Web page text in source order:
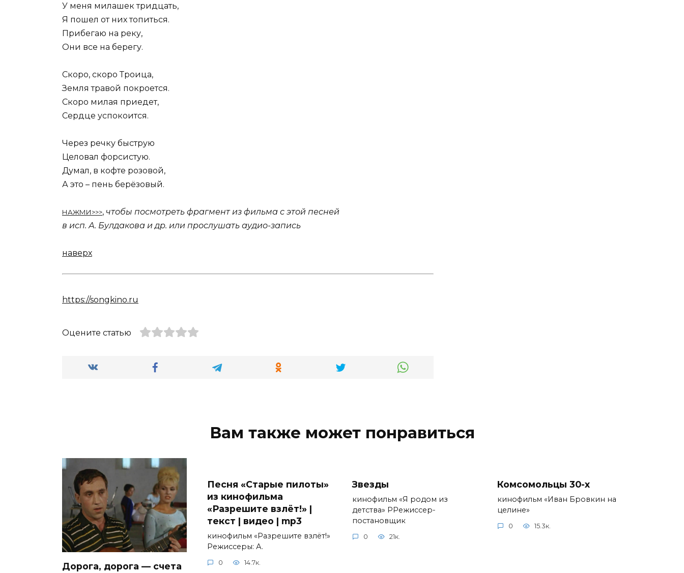
У меня милашек тридцать,
Я пошел от них топиться.
Прибегаю на реку,
Они все на берегу.
Скоро, скоро Троица,
Земля травой покроется.
Скоро милая приедет,
Сердце успокоится.
Через речку быструю
Целовал форсистую.
Думал, в кофте розовой,
А это – пень берёзовый.
НАЖМИ>>>, чтобы посмотреть фрагмент из фильма с этой песней
в исп. А. Булдакова и др. или прослушать аудио-запись
наверх
https://songkino.ru
Оцените статью
Вам также может понравиться
Дорога, дорога — счета
Песня «Старые пилоты»
из кинофильма
«Разрешите взлёт!» |
текст | видео | mp3
кинофильм «Разрешите взлёт!»
Режиссеры: А.
0 14.7к.
Звезды
кинофильм «Я родом из
детства» РРежиссер-
постановщик
0 21к.
Комсомольцы 30-x
кинофильм «Иван Бровкин на
целине»
0 15.3к.